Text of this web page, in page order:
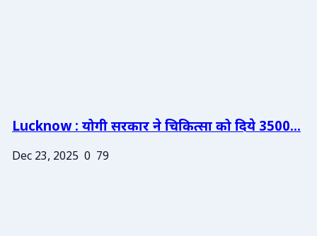
Lucknow : योगी सरकार ने चिकित्सा को दिये 3500...
Dec 23, 2025 0 79